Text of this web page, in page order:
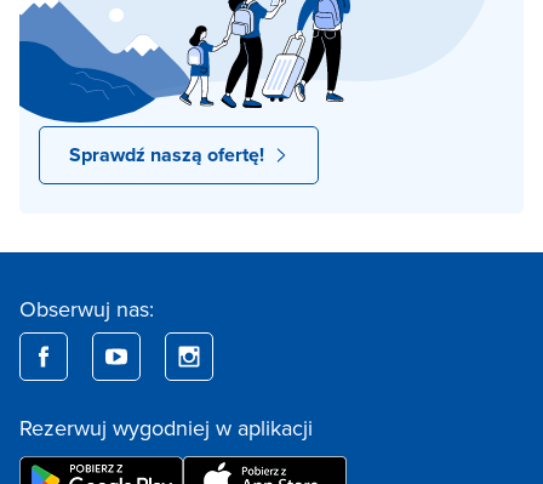
Sprawdź naszą ofertę!
Obserwuj nas:
Rezerwuj wygodniej w aplikacji